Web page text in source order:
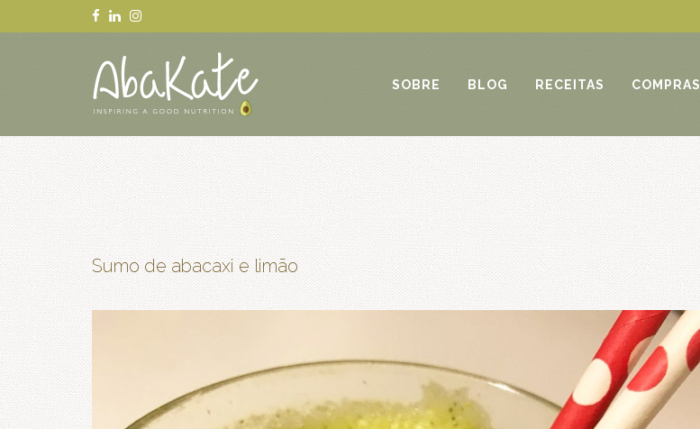
SOBRE BLOG RECEITAS COMPRAS
Sumo de abacaxi e limão